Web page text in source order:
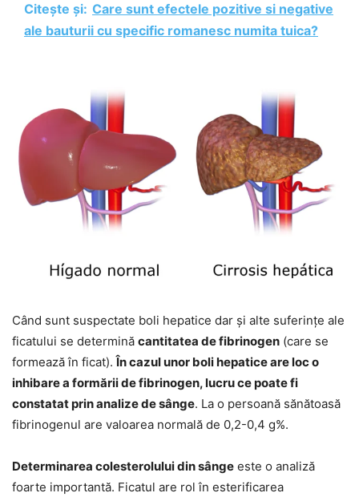
Citește și: Care sunt efectele pozitive si negative
ale bauturii cu specific romanesc numita tuica?
Când sunt suspectate boli hepatice dar şi alte suferinţe ale
ficatului se determină cantitatea de fibrinogen (care se
formează în ficat).În cazul unor boli hepatice are loc o
inhibare a formării de fibrinogen, lucru ce poate fi
constatat prin analize de sânge. La o persoană sănătoasă
fibrinogenul are valoarea normală de 0,2-0,4 g%.
Determinarea colesterolului din sânge este o analiză
foarte importantă. Ficatul are rol în esterificarea